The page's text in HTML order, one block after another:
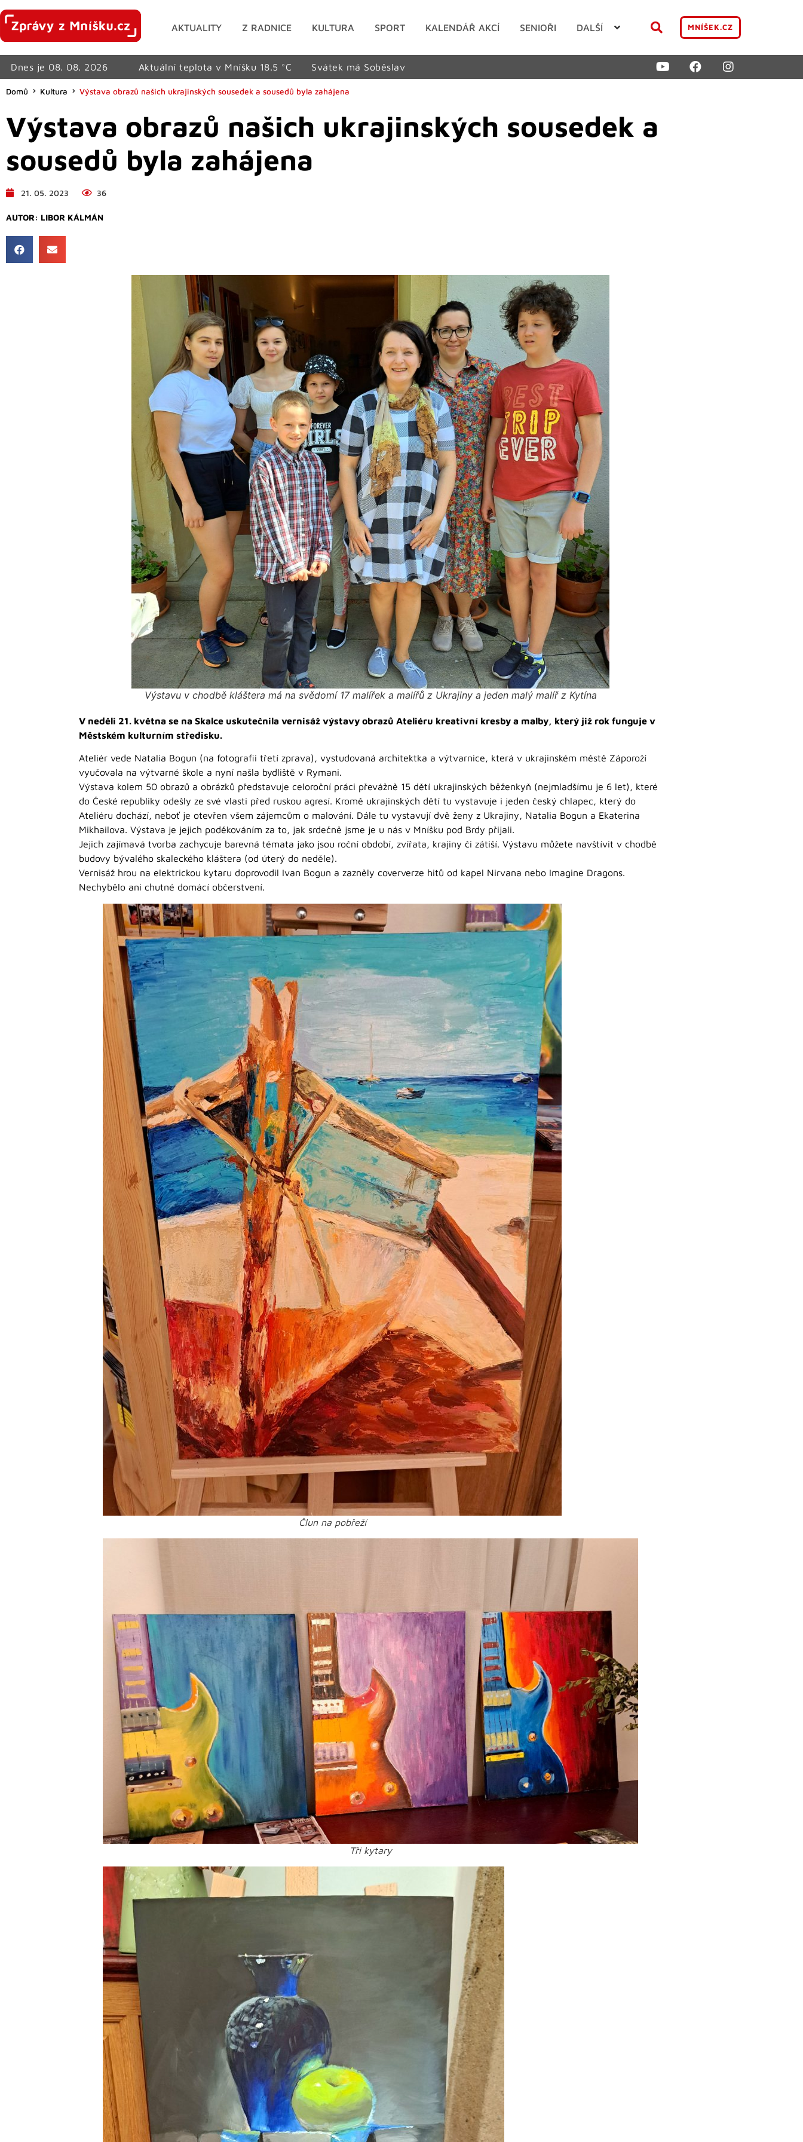
AKTUALITY Z RADNICE KULTURA SPORT KALENDÁŘ AKCÍ SENIOŘI DALŠÍ MNÍŠEK.CZ
Dnes je 08. 08. 2026 Aktuální teplota v Mníšku 18.5 °C Svátek má Soběslav
Domů Kultura Výstava obrazů našich ukrajinských sousedek a sousedů byla zahájena
Výstava obrazů našich ukrajinských sousedek a
sousedů byla zahájena
21. 05. 2023 36
AUTOR: LIBOR KÁLMÁN
Výstavu v chodbě kláštera má na svědomí 17 malířek a malířů z Ukrajiny a jeden malý malíř z Kytína
V neděli 21. května se na Skalce uskutečnila vernisáž výstavy obrazů Ateliéru kreativní kresby a malby, který již rok funguje v
Městském kulturním středisku.
Ateliér vede Natalia Bogun (na fotografii třetí zprava), vystudovaná architektka a výtvarnice, která v ukrajinském městě Záporoží
vyučovala na výtvarné škole a nyní našla bydliště v Rymani.
Výstava kolem 50 obrazů a obrázků představuje celoroční práci převážně 15 dětí ukrajinských běženkyň (nejmladšímu je 6 let), které
do České republiky odešly ze své vlasti před ruskou agresí. Kromě ukrajinských dětí tu vystavuje i jeden český chlapec, který do
Ateliéru dochází, neboť je otevřen všem zájemcům o malování. Dále tu vystavují dvě ženy z Ukrajiny, Natalia Bogun a Ekaterina
Mikhailova. Výstava je jejich poděkováním za to, jak srdečně jsme je u nás v Mníšku pod Brdy přijali.
Jejich zajímavá tvorba zachycuje barevná témata jako jsou roční období, zvířata, krajiny či zátiší. Výstavu můžete navštívit v chodbě
budovy bývalého skaleckého kláštera (od úterý do neděle).
Vernisáž hrou na elektrickou kytaru doprovodil Ivan Bogun a zazněly coververze hitů od kapel Nirvana nebo Imagine Dragons.
Nechybělo ani chutné domácí občerstvení.
Člun na pobřeží
Tři kytary